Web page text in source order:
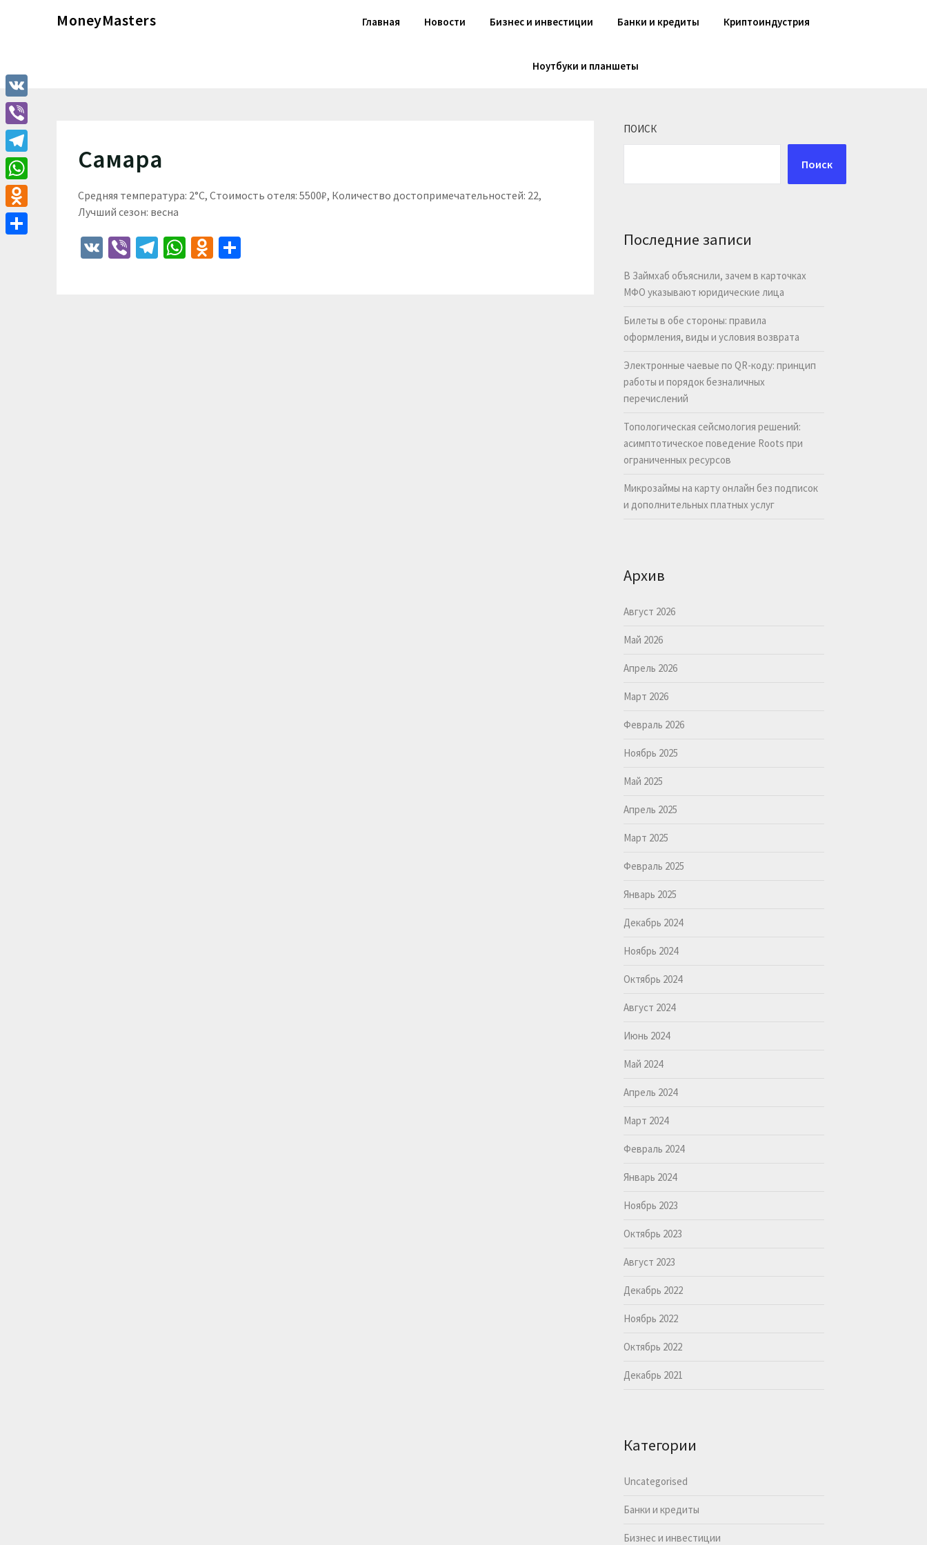
MoneyMasters Главная Новости Бизнес и инвестиции Банки и кредиты Криптоиндустрия
Ноутбуки и планшеты
Самара
Средняя температура: 2°C, Стоимость отеля: 5500₽, Количество достопримечательностей: 22,
Лучший сезон: весна
VK ViberTelegram
WhatsApp
Odnoklassniki
ПОИСК
Поиск
Последние записи
В Займхаб объяснили, зачем в карточках
МФО указывают юридические лица
Билеты в обе стороны: правила
оформления, виды и условия возврата
Электронные чаевые по QR-коду: принцип
работы и порядок безналичных
перечислений
Топологическая сейсмология решений:
асимптотическое поведение Roots при
ограниченных ресурсов
Микрозаймы на карту онлайн без подписок
и дополнительных платных услуг
Архив
Август 2026
Май 2026
Апрель 2026
Март 2026
Февраль 2026
Ноябрь 2025
Май 2025
Апрель 2025
Март 2025
Февраль 2025
Январь 2025
Декабрь 2024
Ноябрь 2024
Октябрь 2024
Август 2024
Июнь 2024
Май 2024
Апрель 2024
Март 2024
Февраль 2024
Январь 2024
Ноябрь 2023
Октябрь 2023
Август 2023
Декабрь 2022
Ноябрь 2022
Октябрь 2022
Декабрь 2021
Категории
Uncategorised
Банки и кредиты
Бизнес и инвестиции
VK
Viber
Telegram
WhatsApp
Odnoklassniki